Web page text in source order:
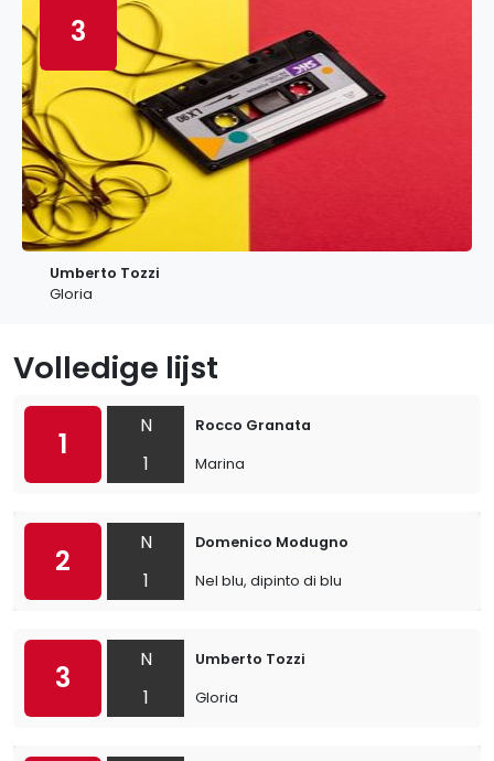
3
Umberto Tozzi
Gloria
Volledige lijst
1
N
1
Rocco Granata
Marina
2
N
1
Domenico Modugno
Nel blu, dipinto di blu
3
N
1
Umberto Tozzi
Gloria